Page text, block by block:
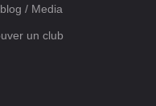
/ Media
un club